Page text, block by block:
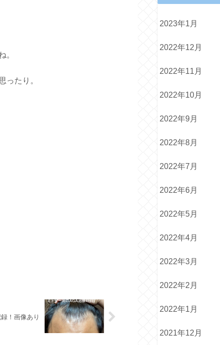
。
ったり。
！画像あり
2023年1月
2022年12月
2022年11月
2022年10月
2022年9月
2022年8月
2022年7月
2022年6月
2022年5月
2022年4月
2022年3月
2022年2月
2022年1月
2021年12月